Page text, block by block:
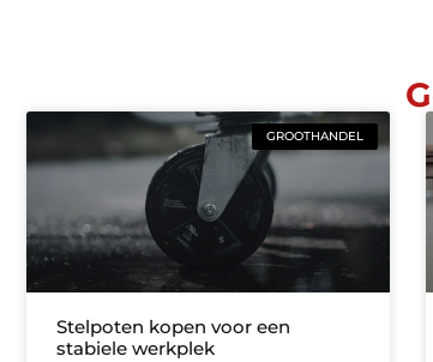
GROOTHANDEL
Stelpoten kopen voor een
stabiele werkplek